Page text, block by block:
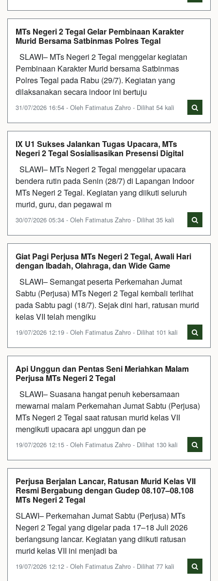
MTs Negeri 2 Tegal Gelar Pembinaan Karakter
Murid Bersama Satbinmas Polres Tegal
SLAWI– MTs Negeri 2 Tegal menggelar kegiatan
Pembinaan Karakter Murid bersama Satbinmas
Polres Tegal pada Rabu (29/7). Kegiatan yang
dilaksanakan secara indoor ini bertuju
31/07/2026 16:54 - Oleh Fatimatus Zahro - Dilihat 54 kali
IX U1 Sukses Jalankan Tugas Upacara, MTs
Negeri 2 Tegal Sosialisasikan Presensi Digital
SLAWI– MTs Negeri 2 Tegal menggelar upacara
bendera rutin pada Senin (28/7) di Lapangan Indoor
MTs Negeri 2 Tegal. Kegiatan yang diikuti seluruh
murid, guru, dan pegawai m
30/07/2026 05:34 - Oleh Fatimatus Zahro - Dilihat 35 kali
Giat Pagi Perjusa MTs Negeri 2 Tegal, Awali Hari
dengan Ibadah, Olahraga, dan Wide Game
SLAWI– Semangat peserta Perkemahan Jumat
Sabtu (Perjusa) MTs Negeri 2 Tegal kembali terlihat
pada Sabtu pagi (18/7). Sejak dini hari, ratusan murid
kelas VII telah mengiku
19/07/2026 12:19 - Oleh Fatimatus Zahro - Dilihat 101 kali
Api Unggun dan Pentas Seni Meriahkan Malam
Perjusa MTs Negeri 2 Tegal
SLAWI– Suasana hangat penuh kebersamaan
mewarnai malam Perkemahan Jumat Sabtu (Perjusa)
MTs Negeri 2 Tegal saat ratusan murid kelas VII
mengikuti upacara api unggun dan pe
19/07/2026 12:15 - Oleh Fatimatus Zahro - Dilihat 130 kali
Perjusa Berjalan Lancar, Ratusan Murid Kelas VII
Resmi Bergabung dengan Gudep 08.107–08.108
MTs Negeri 2 Tegal
SLAWI– Perkemahan Jumat Sabtu (Perjusa) MTs
Negeri 2 Tegal yang digelar pada 17–18 Juli 2026
berlangsung lancar. Kegiatan yang diikuti ratusan
murid kelas VII ini menjadi ba
19/07/2026 12:12 - Oleh Fatimatus Zahro - Dilihat 77 kali